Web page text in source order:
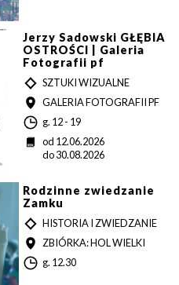
a
Jerzy Sadowski GŁĘBIA
OSTROŚCI | Galeria
Fotografii pf
T
Y
P
SZTUKI WIZUALNE
MIEJSCE
GALERIA FOTOGRAFII PF
G
o
d
n
a
g. 12 - 19
D
od 12.06.2026
do 30.08.2026
Rodzinne zwiedzanie
Zamku
T
Y
P
HISTORIA I ZWIEDZANIE
MIEJSCE
ZBIÓRKA: HOL WIELKI
G
g. 12.30